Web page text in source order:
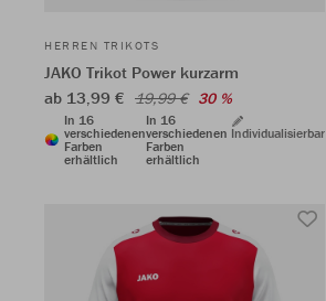
HERREN TRIKOTS
JAKO Trikot Power kurzarm
ab 13,99 € 19,99 € 30 %
In 16
verschiedenen
Farben
erhältlich
In 16
verschiedenen
Farben
erhältlich
Individualisierbar